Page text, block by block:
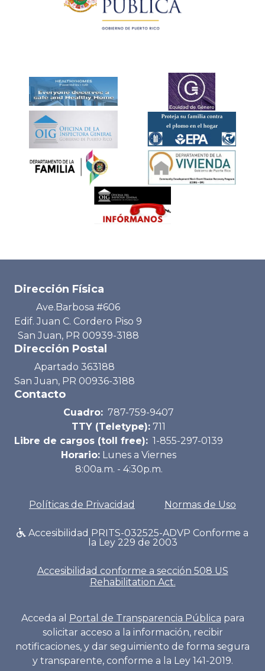
Dirección Física
Ave.Barbosa #606
Edif. Juan C. Cordero Piso 9
San Juan, PR 00939-3188
Dirección Postal
Apartado 363188
San Juan, PR 00936-3188
Contacto
Cuadro: 787-759-9407
TTY (Teletype): 711
Libre de cargos (toll free): 1-855-297-0139
Horario: Lunes a Viernes
8:00a.m. - 4:30p.m.
Políticas de Privacidad Normas de Uso
Accesibilidad PRITS-032525-ADVP Conforme a
la Ley 229 de 2003
Accesibilidad conforme a sección 508 US
Rehabilitation Act.
Acceda al Portal de Transparencia Pública para
solicitar acceso a la información, recibir
notificaciones, y dar seguimiento de forma segura
y transparente, conforme a la Ley 141-2019.